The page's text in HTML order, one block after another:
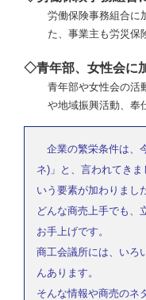
労働保険事務組合に
た、事業主も労災保
◇青年部、女性会に
青年部や女性会の活
や地域振興活動、奉
企業の繁栄条件は、
ネ)」と、言われてき
いう要素が加わりまし
どんな商売上手でも、
お手上げです。
商工会議所には、いろ
んあります。
そんな情報や商売のネ